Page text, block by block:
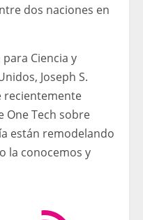
dos naciones en
Ciencia y
Joseph S.
recientemente
One Tech sobre
están remodelando
la conocemos y